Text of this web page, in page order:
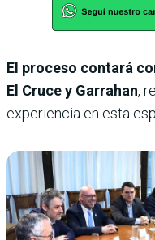
El proceso contará
El Cruce y Garrahan,
experiencia en esta